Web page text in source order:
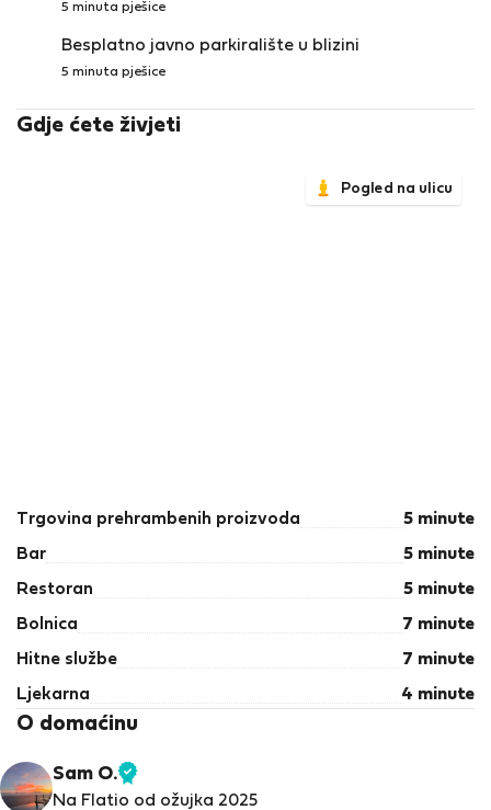
5 minuta pješice
Besplatno javno parkiralište u blizini
5 minuta pješice
Gdje ćete živjeti
Pogled na ulicu
Trgovina prehrambenih proizvoda 5 minute
Bar 5 minute
Restoran 5 minute
Bolnica 7 minute
Hitne službe 7 minute
Ljekarna 4 minute
O domaćinu
Sam O.
Provjereni
Na Flatio od ožujka 2025